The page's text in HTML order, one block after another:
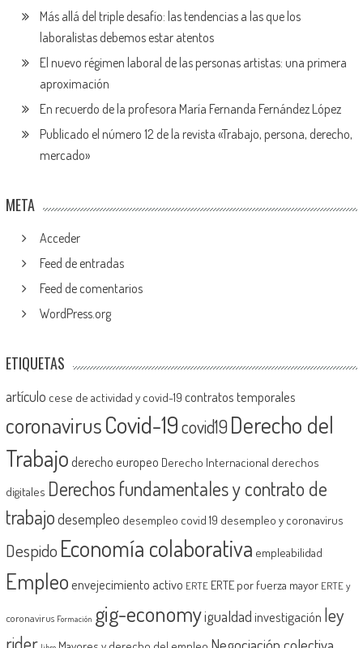
Más allá del triple desafío: las tendencias a las que los
laboralistas debemos estar atentos
El nuevo régimen laboral de las personas artistas: una primera
aproximación
En recuerdo de la profesora María Fernanda Fernández López
Publicado el número 12 de la revista «Trabajo, persona, derecho,
mercado»
META
Acceder
Feed de entradas
Feed de comentarios
WordPress.org
ETIQUETAS
artículo cese de actividad y covid-19 contratos temporales
coronavirusCovid-19covid19 Derecho del
Trabajoderecho europeo Derecho Internacional derechos
digitales Derechos fundamentales y contrato de
trabajodesempleo desempleo covid 19 desempleo y coronavirus
Despido Economía colaborativa empleabilidad
Empleoenvejecimiento activo ERTE ERTE por fuerza mayor ERTE y
coronavirus Formación gig-economyigualdadinvestigación ley
rider
Negociación colectiva